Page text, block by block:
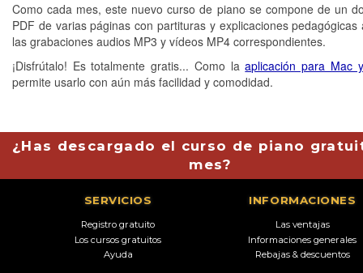
Como cada mes, este nuevo curso de piano se compone de un
PDF de varias páginas con partituras y explicaciones pedagógicas
las grabaciones audios MP3 y vídeos MP4 correspondientes.
¡Disfrútalo! Es totalmente gratis... Como laaplicación para Mac
permite usarlo con aún más facilidad y comodidad.
¿Has descargado el curso de piano
mes?
SERVICIOS
Registro gratuito
Los cursos gratuitos
Ayuda
INFORMACIONES
Las ventajas
Informaciones generales
Rebajas & descuentos